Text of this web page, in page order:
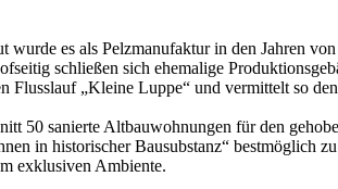
es als Pelzmanufaktur in den Jahren
schließen sich ehemalige
Flusslauf „Kleine Luppe“ und vermittelt so
50 sanierte Altbauwohnungen für den
in historischer Bausubstanz“ bestmöglich
exklusiven Ambiente.